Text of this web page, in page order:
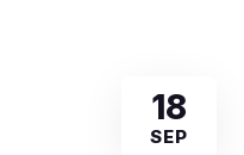
18
SEP